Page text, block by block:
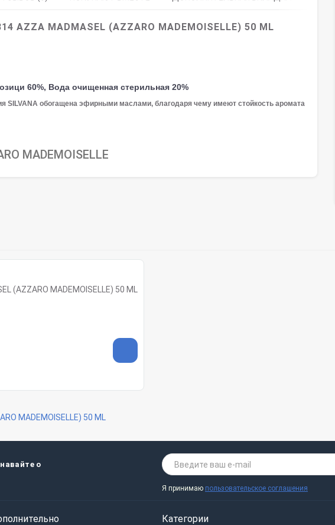
MADMASEL (AZZARO MADEMOISELLE) 50 ML
60%, Вода очищенная стерильная 20%
SILVANA обогащена эфирными маслами, благодаря чему имеют стойкость аромата
MADEMOISELLE
(AZZARO MADEMOISELLE) 50 ML
MADEMOISELLE) 50 ML
о
Я принимаю пользовательское соглашения
Категории